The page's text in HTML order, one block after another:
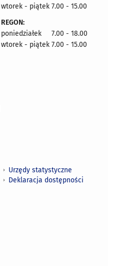
wtorek - piątek 7.00 - 15.00
REGON:
poniedziałek 7.00 - 18.00
wtorek - piątek 7.00 - 15.00
Urzędy statystyczne
Deklaracja dostępności